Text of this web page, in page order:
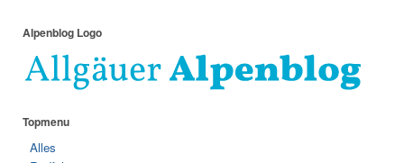
Alpenblog Logo
Topmenu
Alles